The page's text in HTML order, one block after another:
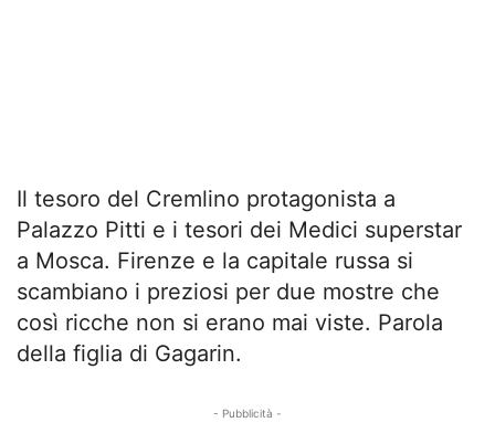
Il tesoro del Cremlino protagonista a
Palazzo Pitti e i tesori dei Medici superstar
a Mosca. Firenze e la capitale russa si
scambiano i preziosi per due mostre che
così ricche non si erano mai viste. Parola
della figlia di Gagarin.
- Pubblicità -